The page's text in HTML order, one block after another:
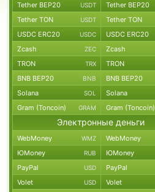
Tether BEP20 USDT Tether BEP20
Tether TON USDT Tether TON
USDC ERC20 USDC USDC ERC20
Zcash ZEC Zcash
TRON TRX TRON
BNB BEP20 BNB BNB BEP20
Solana SOL Solana
Gram (Toncoin) GRAM Gram (Toncoin)
Электронные деньги
WebMoney WMZ WebMoney
ЮMoney RUB ЮMoney
PayPal USD PayPal
Volet USD Volet